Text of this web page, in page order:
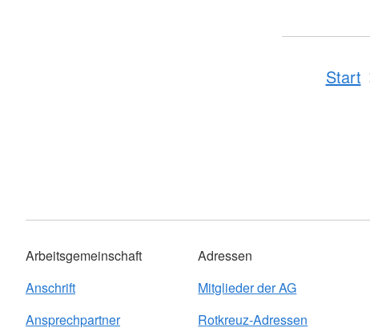
Start
Arbeitsgemeinschaft
Anschrift
Ansprechpartner
Adressen
Mitglieder der AG
Rotkreuz-Adressen